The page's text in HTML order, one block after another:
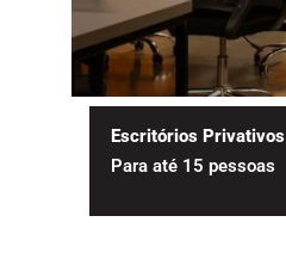
Escritórios Privativos
Para até 15 pessoas